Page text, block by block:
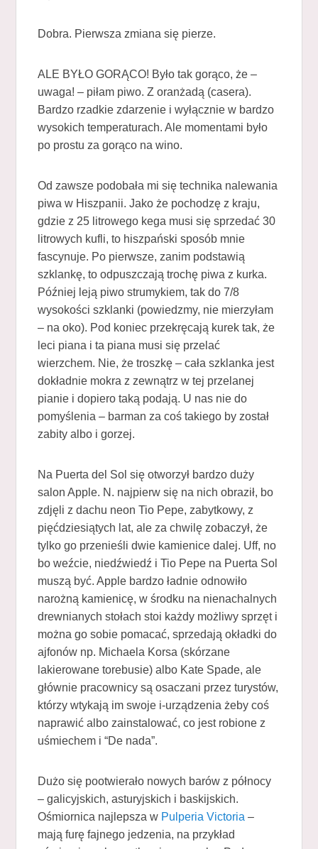
Dobra. Pierwsza zmiana się pierze.
ALE BYŁO GORĄCO! Było tak gorąco, że –
uwaga! – piłam piwo. Z oranżadą (casera).
Bardzo rzadkie zdarzenie i wyłącznie w bardzo
wysokich temperaturach. Ale momentami było
po prostu za gorąco na wino.
Od zawsze podobała mi się technika nalewania
piwa w Hiszpanii. Jako że pochodzę z kraju,
gdzie z 25 litrowego kega musi się sprzedać 30
litrowych kufli, to hiszpański sposób mnie
fascynuje. Po pierwsze, zanim podstawią
szklankę, to odpuszczają trochę piwa z kurka.
Później leją piwo strumykiem, tak do 7/8
wysokości szklanki (powiedzmy, nie mierzyłam
– na oko). Pod koniec przekręcają kurek tak, że
leci piana i ta piana musi się przelać
wierzchem. Nie, że troszkę – cała szklanka jest
dokładnie mokra z zewnątrz w tej przelanej
pianie i dopiero taką podają. U nas nie do
pomyślenia – barman za coś takiego by został
zabity albo i gorzej.
Na Puerta del Sol się otworzył bardzo duży
salon Apple. N. najpierw się na nich obraził, bo
zdjęli z dachu neon Tio Pepe, zabytkowy, z
pięćdziesiątych lat, ale za chwilę zobaczył, że
tylko go przenieśli dwie kamienice dalej. Uff, no
bo weźcie, niedźwiedź i Tio Pepe na Puerta Sol
muszą być. Apple bardzo ładnie odnowiło
narożną kamienicę, w środku na nienachalnych
drewnianych stołach stoi każdy możliwy sprzęt i
można go sobie pomacać, sprzedają okładki do
ajfonów np. Michaela Korsa (skórzane
lakierowane torebusie) albo Kate Spade, ale
głównie pracownicy są osaczani przez turystów,
którzy wtykają im swoje i-urządzenia żeby coś
naprawić albo zainstalować, co jest robione z
uśmiechem i “De nada”.
Dużo się pootwierało nowych barów z północy
– galicyjskich, asturyjskich i baskijskich.
Ośmiornica najlepsza w Pulperia Victoria –
mają furę fajnego jedzenia, na przykład